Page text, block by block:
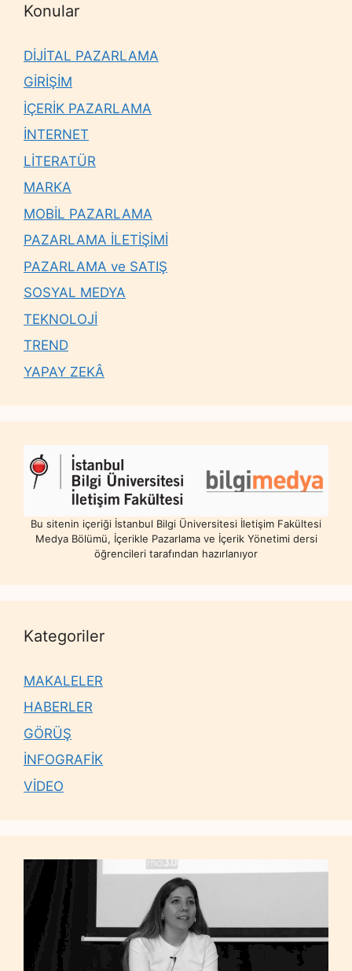
Konular
DİJİTAL PAZARLAMA
GİRİŞİM
İÇERİK PAZARLAMA
İNTERNET
LİTERATÜR
MARKA
MOBİL PAZARLAMA
PAZARLAMA İLETİŞİMİ
PAZARLAMA ve SATIŞ
SOSYAL MEDYA
TEKNOLOJİ
TREND
YAPAY ZEKÂ
Bu sitenin içeriği İstanbul Bilgi Üniversitesi İletişim Fakültesi
Medya Bölümü, İçerikle Pazarlama ve İçerik Yönetimi dersi
öğrencileri tarafından hazırlanıyor
Kategoriler
MAKALELER
HABERLER
GÖRÜŞ
İNFOGRAFİK
VİDEO